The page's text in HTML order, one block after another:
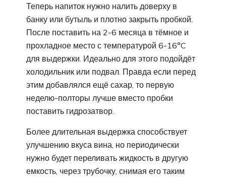
Теперь напиток нужно налить доверху в
банку или бутыль и плотно закрыть пробкой.
После поставить на 2-6 месяца в тёмное и
прохладное место с температурой 6-16°C
для выдержки. Идеально для этого подойдёт
холодильник или подвал. Правда если перед
этим добавлялся ещё сахар, то первую
неделю-полторы лучше вместо пробки
поставить гидрозатвор.
Более длительная выдержка способствует
улучшению вкуса вина, но периодически
нужно будет переливать жидкость в другую
емкость, через трубочку, снимая его таким